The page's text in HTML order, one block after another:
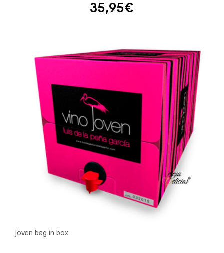
35,95€
joven bag in box